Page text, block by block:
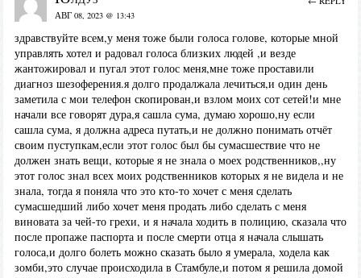
АВГ 08, 2023 @ 13:43
здравствуйте всем,у меня тоже были голоса голове, которые мной
управлять хотел и радовал голоса близких людей ,и везде
жантожировал и пугал этот голос меня,мне тоже проставили
диагноз шезоферения.я долго продалжала лечиться,и один день
заметила с мои телефон скопирован,и взлом моих сот сетей!и мне
начали все говорят дура,я сашла сума, думаю хорошо,ну если
сашла сума, я должна адреса путать,и не должно понимать отчёт
своим пуступкам,если этот голос был бы сумасшествие что не
должен знать вещи, которые я не знала о моех родственников,,ну
этот голос знал всех моих родственников которых я не видела и не
знала, тогда я поняла что это кто-то хочет с меня сделать
сумасшедший либо хочет меня продать либо сделать с меня
виновата за чей-то грехи, и я начала ходить в полицию, сказала что
после пропаже паспорта и после смерти отца я начала слышать
голоса,и долго болеть можно сказать было я умерала, ходела как
зомби,это случае происходила в Стамбуле,и потом я решила домой